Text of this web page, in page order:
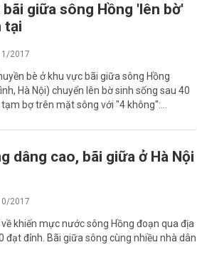
bãi giữa sông Hồng 'lên bờ'
tại
2017
bè ở khu vực bãi giữa sông Hồng
Hà Nội) chuyển lên bờ sinh sống sau 40
bợ trên mặt sông với "4 không":...
dâng cao, bãi giữa ở Hà Nội
2017
khiến mực nước sông Hồng đoạn qua địa
đạt đỉnh. Bãi giữa sông cùng nhiều nhà dân